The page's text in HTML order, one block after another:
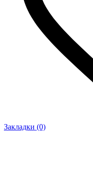
Закладки (0)